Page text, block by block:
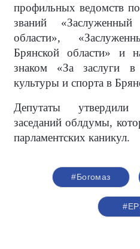
профильных ведомств
званий
области»,
Брянской области» и
знаком «За заслуги в
культуры и спорта в
Депутаты
заседаний облдумы,
парламентских каникул.
#Богомаз